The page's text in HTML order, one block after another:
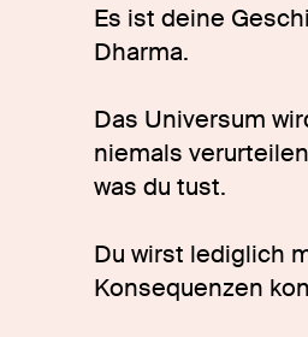
Es ist deine
Dharma.
Das Universum
niemals
was du tust.
Du wirst lediglich
Konsequenzen